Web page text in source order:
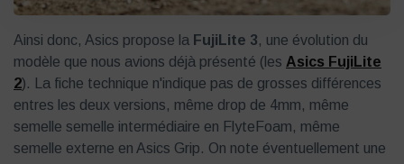
Ainsi donc, Asics propose la FujiLite 3, une évolution du
modèle que nous avions déjà présenté (les Asics FujiLite
2). La fiche technique n'indique pas de grosses différences
entres les deux versions, même drop de 4mm, même
semelle semelle intermédiaire en FlyteFoam, même
semelle externe en Asics Grip. On note éventuellement une